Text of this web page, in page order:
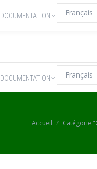
DOCUMENTATION
Vous êtes ici :
Accueil Catégorie
DOCUMENTATION